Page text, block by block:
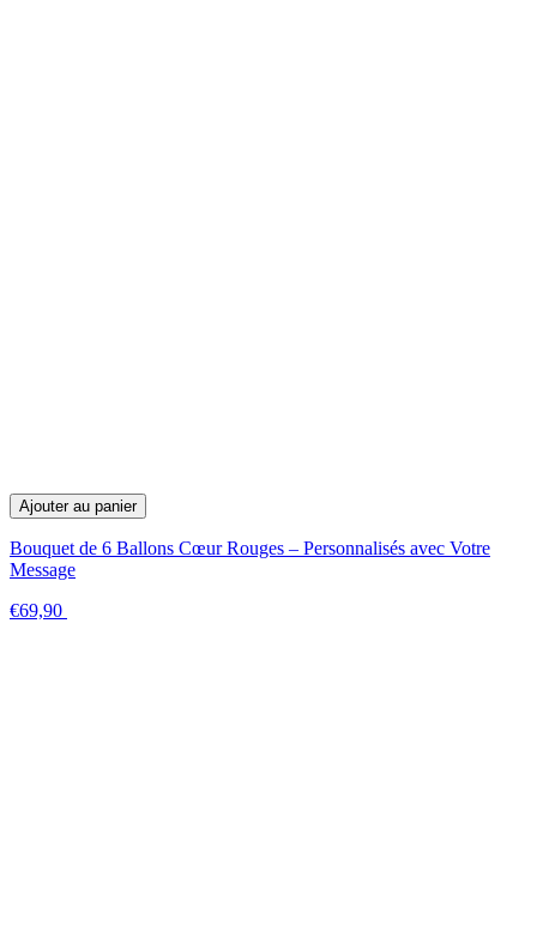
Ajouter au panier
Bouquet de 6 Ballons Cœur Rouges – Personnalisés avec Votre
Message
€69,90